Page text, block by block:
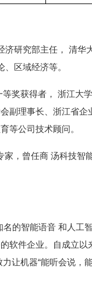
研究部主任， 清华
区域经济等。
奖获得者， 浙江大
副理事长、浙江省
等公司技术顾问。
，曾任商 汤科技智
的智能语音 和人工
软件企业。自成立
让机器“能听会说，